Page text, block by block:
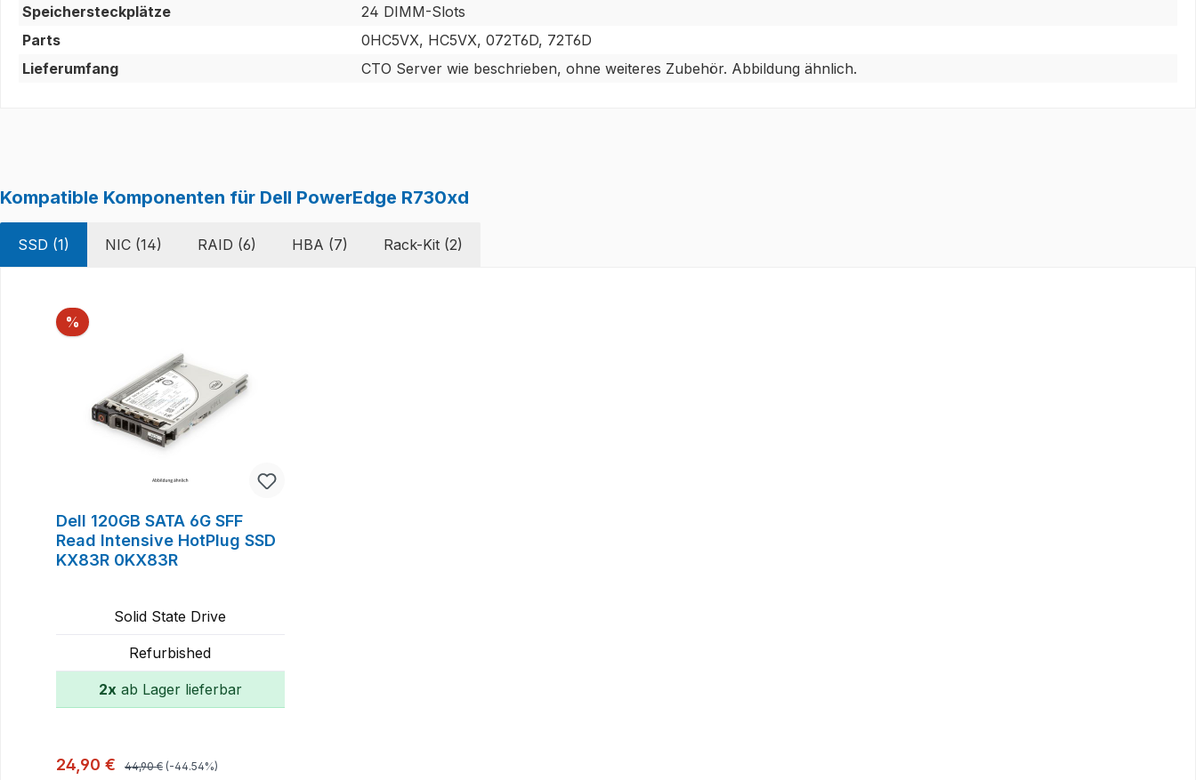
Speichersteckplätze
24 DIMM-Slots
Parts
0HC5VX, HC5VX, 072T6D, 72T6D
Lieferumfang
CTO Server wie beschrieben, ohne weiteres Zubehör. Abbildung ähnlich.
Kompatible Komponenten für Dell PowerEdge R730xd
SSD (1) NIC (14) RAID (6) HBA (7) Rack-Kit (2)
% Rabatt
Dell 120GB SATA 6G SFF
Read Intensive HotPlug SSD
KX83R 0KX83R
Solid State Drive
Refurbished
2x ab Lager lieferbar
Verkaufspreis:
24,90 € Regulärer Preis:
44,90 € (-44.54%)